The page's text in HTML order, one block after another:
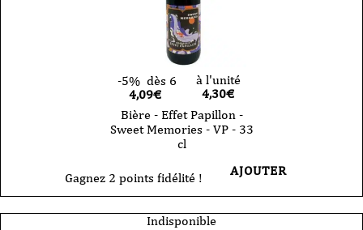
-5% dès 6
4,09€
à l'unité
4,30€
Bière - Effet Papillon -
Sweet Memories - VP - 33
cl
Gagnez 2 points fidélité ! AJOUTER
Indisponible